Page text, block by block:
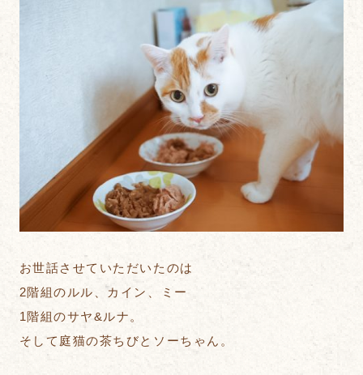
お世話させていただいたのは
2階組のルル、カイン、ミー
1階組のサヤ&ルナ。
そして庭猫の茶ちびとソーちゃん。